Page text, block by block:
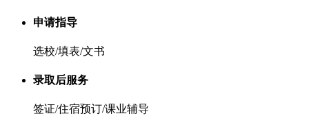
申请指导
选校/填表/文书
录取后服务
签证/住宿预订/课业辅导